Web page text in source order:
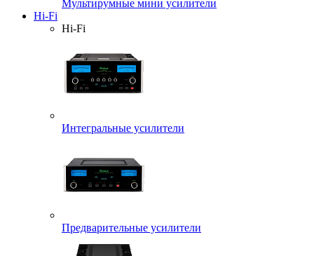
Мультирумные мини усилители
Hi-Fi
Hi-Fi
Интегральные усилители
Предварительные усилители